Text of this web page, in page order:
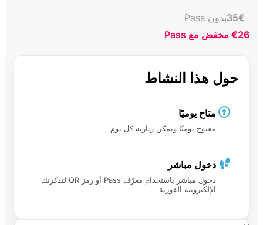
€
35بدون Pass
€26 مخفض مع Pass
حول هذا النشاط
متاح يوميًا
مفتوح يوميًا ويمكن زيارته كل يوم
دخول مباشر
دخول مباشر باستخدام معرّف Pass أو رمز QR لتذكرتك
الإلكترونية الفورية